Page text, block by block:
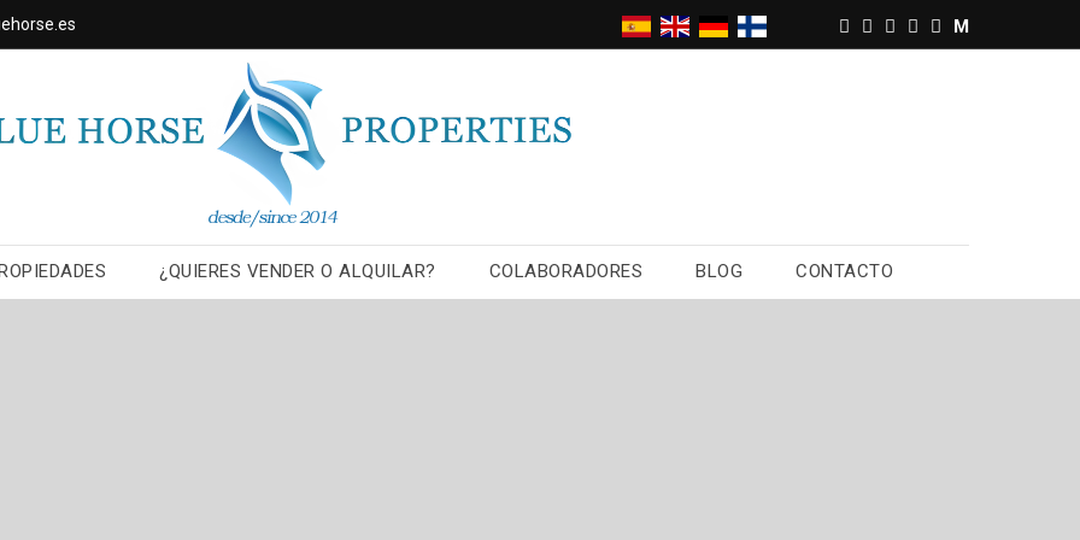
M
¿QUIERES VENDER O ALQUILAR? COLABORADORES BLOG CONTACTO